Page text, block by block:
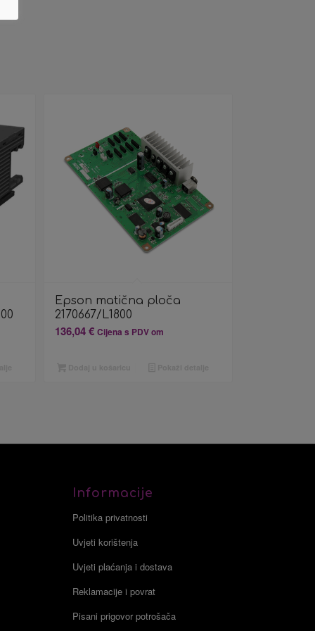
Epson matična ploča
2170667/L1800
136,04€ Cijena s PDV om
Informacije
Politika privatnosti
Uvjeti korištenja
Uvjeti plaćanja i dostava
Reklamacije i povrat
Pisani prigovor potrošača